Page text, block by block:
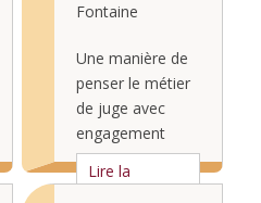
Fontaine
Une manière de
penser le métier
de juge avec
engagement
Lire la